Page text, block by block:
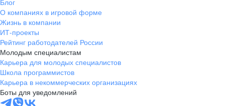
Новосибирск
ул. Большевистская, д. 35,
помещение 21
+7 383 207-94-64
pr@nsk.hh.ru
Минск
пр-т Дзержинского, д. 57,
Блог
О компаниях в игровой форме
Жизнь в компании
ИТ-проекты
Рейтинг работодателей России
Молодым специалистам
Карьера для молодых специалистов
Школа программистов
Карьера в некоммерческих организациях
Боты для уведомлений